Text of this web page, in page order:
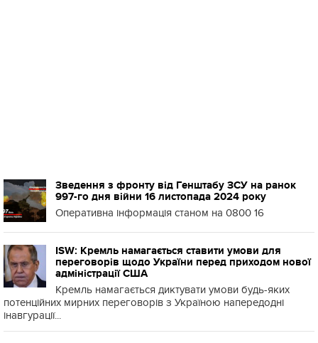
Зведення з фронту від Генштабу ЗСУ на ранок
997-го дня війни 16 листопада 2024 року
Оперативна інформація станом на 0800 16
ISW: Кремль намагається ставити умови для
переговорів щодо України перед приходом нової
адміністрації США
Кремль намагається диктувати умови будь-яких
потенційних мирних переговорів з Україною напередодні
інавгурації...